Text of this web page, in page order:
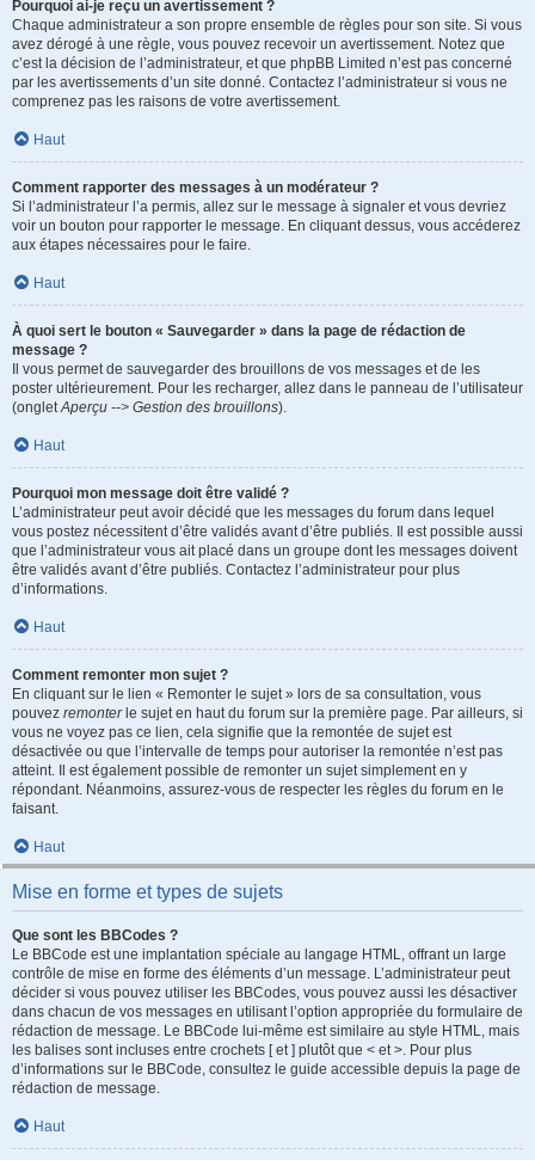
Pourquoi ai-je reçu un avertissement ?
Chaque administrateur a son propre ensemble de règles pour son site. Si vous
avez dérogé à une règle, vous pouvez recevoir un avertissement. Notez que
c’est la décision de l’administrateur, et que phpBB Limited n’est pas concerné
par les avertissements d’un site donné. Contactez l’administrateur si vous ne
comprenez pas les raisons de votre avertissement.
Haut
Comment rapporter des messages à un modérateur ?
Si l’administrateur l’a permis, allez sur le message à signaler et vous devriez
voir un bouton pour rapporter le message. En cliquant dessus, vous accéderez
aux étapes nécessaires pour le faire.
Haut
À quoi sert le bouton « Sauvegarder » dans la page de rédaction de
message ?
Il vous permet de sauvegarder des brouillons de vos messages et de les
poster ultérieurement. Pour les recharger, allez dans le panneau de l’utilisateur
(ongletAperçu --> Gestion des brouillons).
Haut
Pourquoi mon message doit être validé ?
L’administrateur peut avoir décidé que les messages du forum dans lequel
vous postez nécessitent d’être validés avant d’être publiés. Il est possible aussi
que l’administrateur vous ait placé dans un groupe dont les messages doivent
être validés avant d’être publiés. Contactez l’administrateur pour plus
d’informations.
Haut
Comment remonter mon sujet ?
En cliquant sur le lien « Remonter le sujet » lors de sa consultation, vous
pouvez remonterle sujet en haut du forum sur la première page. Par ailleurs, si
vous ne voyez pas ce lien, cela signifie que la remontée de sujet est
désactivée ou que l’intervalle de temps pour autoriser la remontée n’est pas
atteint. Il est également possible de remonter un sujet simplement en y
répondant. Néanmoins, assurez-vous de respecter les règles du forum en le
faisant.
Haut
Mise en forme et types de sujets
Que sont les BBCodes ?
Le BBCode est une implantation spéciale au langage HTML, offrant un large
contrôle de mise en forme des éléments d’un message. L’administrateur peut
décider si vous pouvez utiliser les BBCodes, vous pouvez aussi les désactiver
dans chacun de vos messages en utilisant l’option appropriée du formulaire de
rédaction de message. Le BBCode lui-même est similaire au style HTML, mais
les balises sont incluses entre crochets [ et ] plutôt que < et >. Pour plus
d’informations sur le BBCode, consultez le guide accessible depuis la page de
rédaction de message.
Haut